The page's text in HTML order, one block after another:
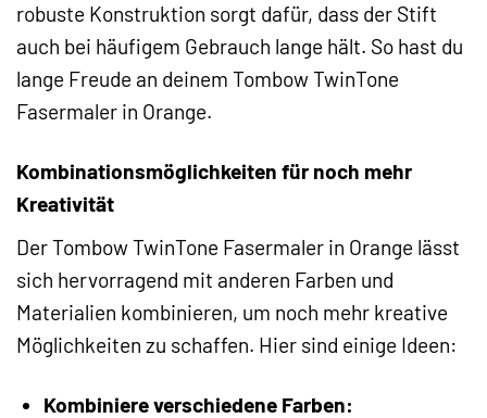
robuste Konstruktion sorgt dafür, dass der Stift
auch bei häufigem Gebrauch lange hält. So hast du
lange Freude an deinem Tombow TwinTone
Fasermaler in Orange.
Kombinationsmöglichkeiten für noch mehr
Kreativität
Der Tombow TwinTone Fasermaler in Orange lässt
sich hervorragend mit anderen Farben und
Materialien kombinieren, um noch mehr kreative
Möglichkeiten zu schaffen. Hier sind einige Ideen:
Kombiniere verschiedene Farben: